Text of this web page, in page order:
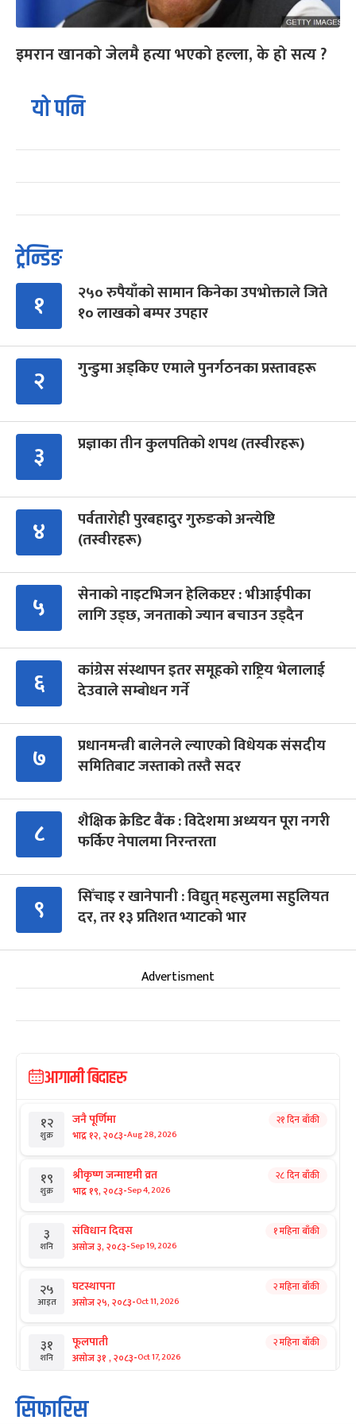
इमरान खानको जेलमै हत्या भएको हल्ला, के हो सत्य ?
यो पनि
ट्रेन्डिङ
१
२५० रुपैयाँको सामान किनेका उपभोक्ताले जिते
१० लाखको बम्पर उपहार
२ गुन्डुमा अड्किए एमाले पुनर्गठनका प्रस्तावहरू
३ प्रज्ञाका तीन कुलपतिको शपथ (तस्वीरहरू)
४
पर्वतारोही पुरबहादुर गुरुङको अन्त्येष्टि
(तस्वीरहरू)
५
सेनाको नाइटभिजन हेलिकप्टर : भीआईपीका
लागि उड्छ, जनताको ज्यान बचाउन उड्दैन
६
कांग्रेस संस्थापन इतर समूहको राष्ट्रिय भेलालाई
देउवाले सम्बोधन गर्ने
७
प्रधानमन्त्री बालेनले ल्याएको विधेयक संसदीय
समितिबाट जस्ताको तस्तै सदर
८
शैक्षिक क्रेडिट बैंक : विदेशमा अध्ययन पूरा नगरी
फर्किए नेपालमा निरन्तरता
९
सिँचाइ र खानेपानी : विद्युत् महसुलमा सहुलियत
दर, तर १३ प्रतिशत भ्याटको भार
Advertisment
आगामी बिदाहरु
१२
शुक्र
जनै पूर्णिमा
भाद्र १२, २०८३-Aug 28, 2026
२१ दिन बाँकी
१९
शुक्र
श्रीकृष्ण जन्माष्टमी व्रत
भाद्र १९, २०८३-Sep 4, 2026
२८ दिन बाँकी
३
शनि
संविधान दिवस
असोज ३, २०८३-Sep 19, 2026
१ महिना बाँकी
२५
आइत
घटस्थापना
असोज २५, २०८३-Oct 11, 2026
२ महिना बाँकी
३१
शनि
फूलपाती
असोज ३१ , २०८३-Oct 17, 2026
२ महिना बाँकी
१
आइत
कार्तिक सङ्क्रान्ति
कार्तिक १, २०८३
सिफारिस